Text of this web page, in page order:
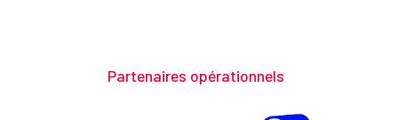
Partenaires opérationnels